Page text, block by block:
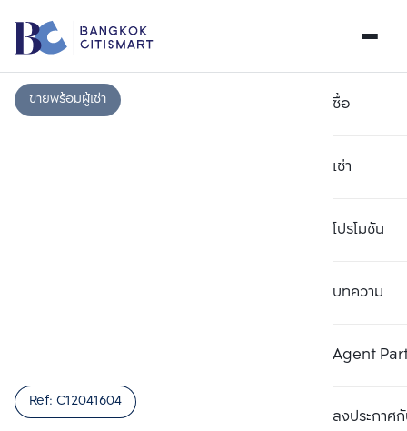
ซื้อ
เช่า
โปรโมชัน
บทความ
Agent
ลงประกาศกั
ขายพร้อมผู้เช่า
Ref: C12041604 เปรียบเทียบ